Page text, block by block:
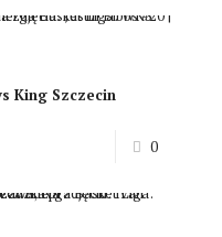
King Szczecin
0